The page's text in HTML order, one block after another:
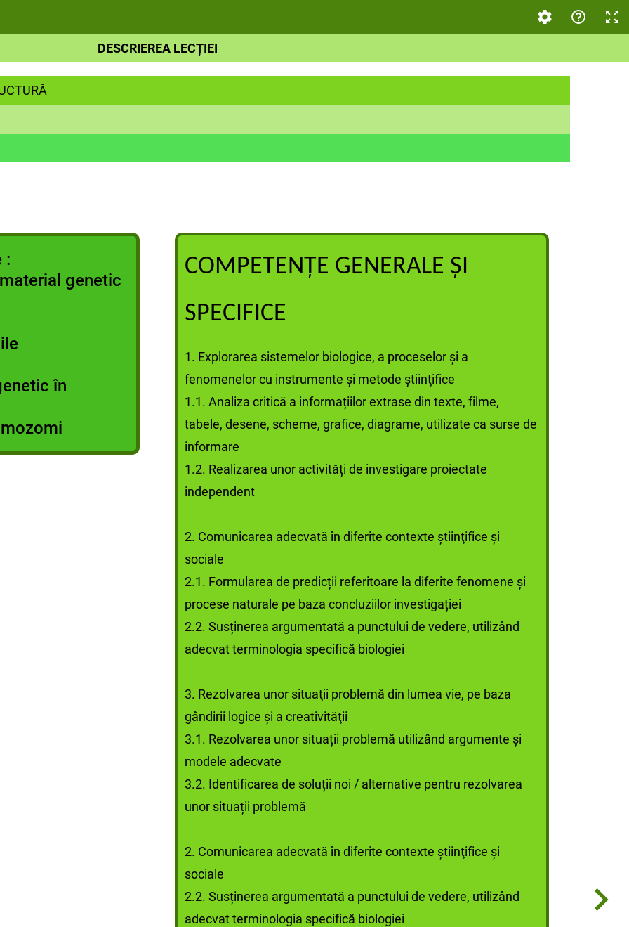
DESCRIEREA LECȚIEI
:
genetic
în
COMPETENȚE GENERALE ȘI
SPECIFICE
1. Explorarea sistemelor biologice, a proceselor şi a
fenomenelor cu instrumente şi metode ştiinţifice
1.1. Analiza critică a informațiilor extrase din texte, filme,
tabele, desene, scheme, grafice, diagrame, utilizate ca surse de
informare
1.2. Realizarea unor activități de investigare proiectate
independent
2. Comunicarea adecvată în diferite contexte ştiinţifice şi
sociale
2.1. Formularea de predicții referitoare la diferite fenomene și
procese naturale pe baza concluziilor investigației
2.2. Susținerea argumentată a punctului de vedere, utilizând
adecvat terminologia specifică biologiei
3. Rezolvarea unor situaţii problemă din lumea vie, pe baza
gândirii logice şi a creativităţii
3.1. Rezolvarea unor situații problemă utilizând argumente și
modele adecvate
3.2. Identificarea de soluții noi / alternative pentru rezolvarea
unor situații problemă
2. Comunicarea adecvată în diferite contexte ştiinţifice şi
sociale
2.2. Susținerea argumentată a punctului de vedere, utilizând
adecvat terminologia specifică biologiei